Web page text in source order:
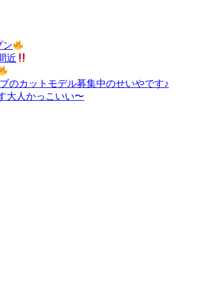
ン
近
のカットモデル募集中のせいやです♪
大人かっこいい〜